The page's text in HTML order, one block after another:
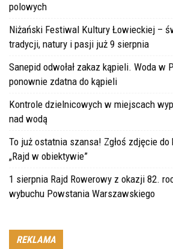
polowych
Niżański Festiwal Kultury Łowieckiej –
tradycji, natury i pasji już 9 sierpnia
Sanepid odwołał zakaz kąpieli. Woda w
ponownie zdatna do kąpieli
Kontrole dzielnicowych w miejscach
nad wodą
To już ostatnia szansa! Zgłoś zdjęcie do
„Rajd w obiektywie”
1 sierpnia Rajd Rowerowy z okazji 82.
wybuchu Powstania Warszawskiego
REKLAMA